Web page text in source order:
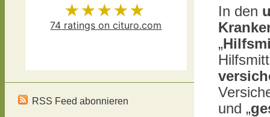
In den
„
und „
Schösserhas
★★★★★
74 ratings on cituro.com
RSS Feed abonnieren